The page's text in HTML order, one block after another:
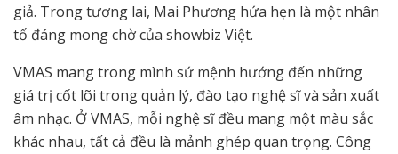
giả. Trong tương lai, Mai Phương hứa hẹn là một nhân
tố đáng mong chờ của showbiz Việt.
VMAS mang trong mình sứ mệnh hướng đến những
giá trị cốt lõi trong quản lý, đào tạo nghệ sĩ và sản xuất
âm nhạc. Ở VMAS, mỗi nghệ sĩ đều mang một màu sắc
khác nhau, tất cả đều là mảnh ghép quan trọng. Công